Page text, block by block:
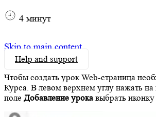
4 минут
Skip to main content
Help and support
Чтобы создать урок Web-страница
Курса. В левом верхнем углу нажать на
поле Добавление урокавыбрать иконку